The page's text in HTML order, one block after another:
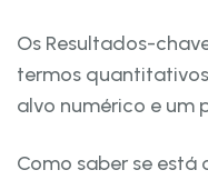
Os Resultados-
termos
alvo numérico e um
Como saber se